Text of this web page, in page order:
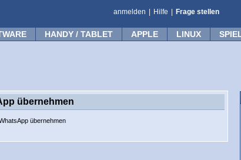
anmelden Hilfe Frage stellen
HANDY / TABLET APPLE LINUX
übernehmen
übernehmen